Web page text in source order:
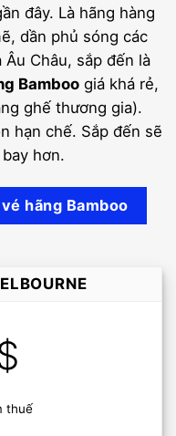
đây. Là hãng hàng
dần phủ sóng các
Châu, sắp đến là
Bamboo giá khá rẻ,
ghế thương gia).
hạn chế. Sắp đến sẽ
hơn.
hãng Bamboo
thuế